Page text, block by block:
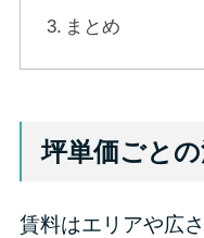
まとめ
坪単価ごと
賃料はエリアや広